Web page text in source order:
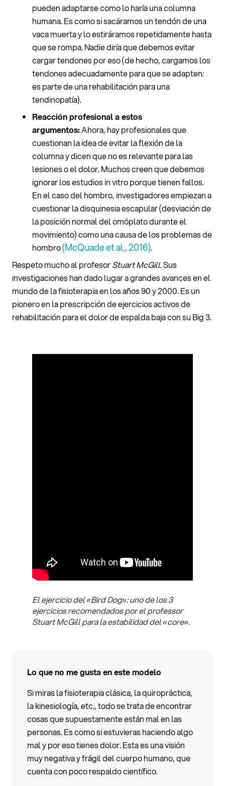
pueden adaptarse como lo haría una columna
humana. Es como si sacáramos un tendón de una
vaca muerta y lo estiráramos repetidamente hasta
que se rompa. Nadie diría que debemos evitar
cargar tendones por eso (de hecho, cargamos los
tendones adecuadamente para que se adapten:
es parte de una rehabilitación para una
tendinopatía).
Reacción profesional a estos
argumentos:Ahora, hay profesionales que
cuestionan la idea de evitar la flexión de la
columna y dicen que no es relevante para las
lesiones o el dolor. Muchos creen que debemos
ignorar los estudios in vitro porque tienen fallos.
En el caso del hombro, investigadores empiezan a
cuestionar la disquinesia escapular (desviación de
la posición normal del omóplato durante el
movimiento) como una causa de los problemas de
hombro(McQuade et al., 2016).
Respeto mucho al profesorStuart McGill. Sus
investigaciones han dado lugar a grandes avances en el
mundo de la fisioterapia en los años 90 y 2000. Es un
pionero en la prescripción de ejercicios activos de
rehabilitación para el dolor de espalda baja con su Big 3.
El ejercicio del «Bird Dog»: uno de los 3
ejercicios recomendados por el professor
Stuart McGill para la estabilidad del «core».
Lo que no me gusta en este modelo
Si miras la fisioterapia clásica, la quiropráctica,
la kinesiología, etc., todo se trata de encontrar
cosas que supuestamente están mal en las
personas. Es como si estuvieras haciendo algo
mal y por eso tienes dolor. Esta es una visión
muy negativa y frágil del cuerpo humano, que
cuenta con poco respaldo científico.